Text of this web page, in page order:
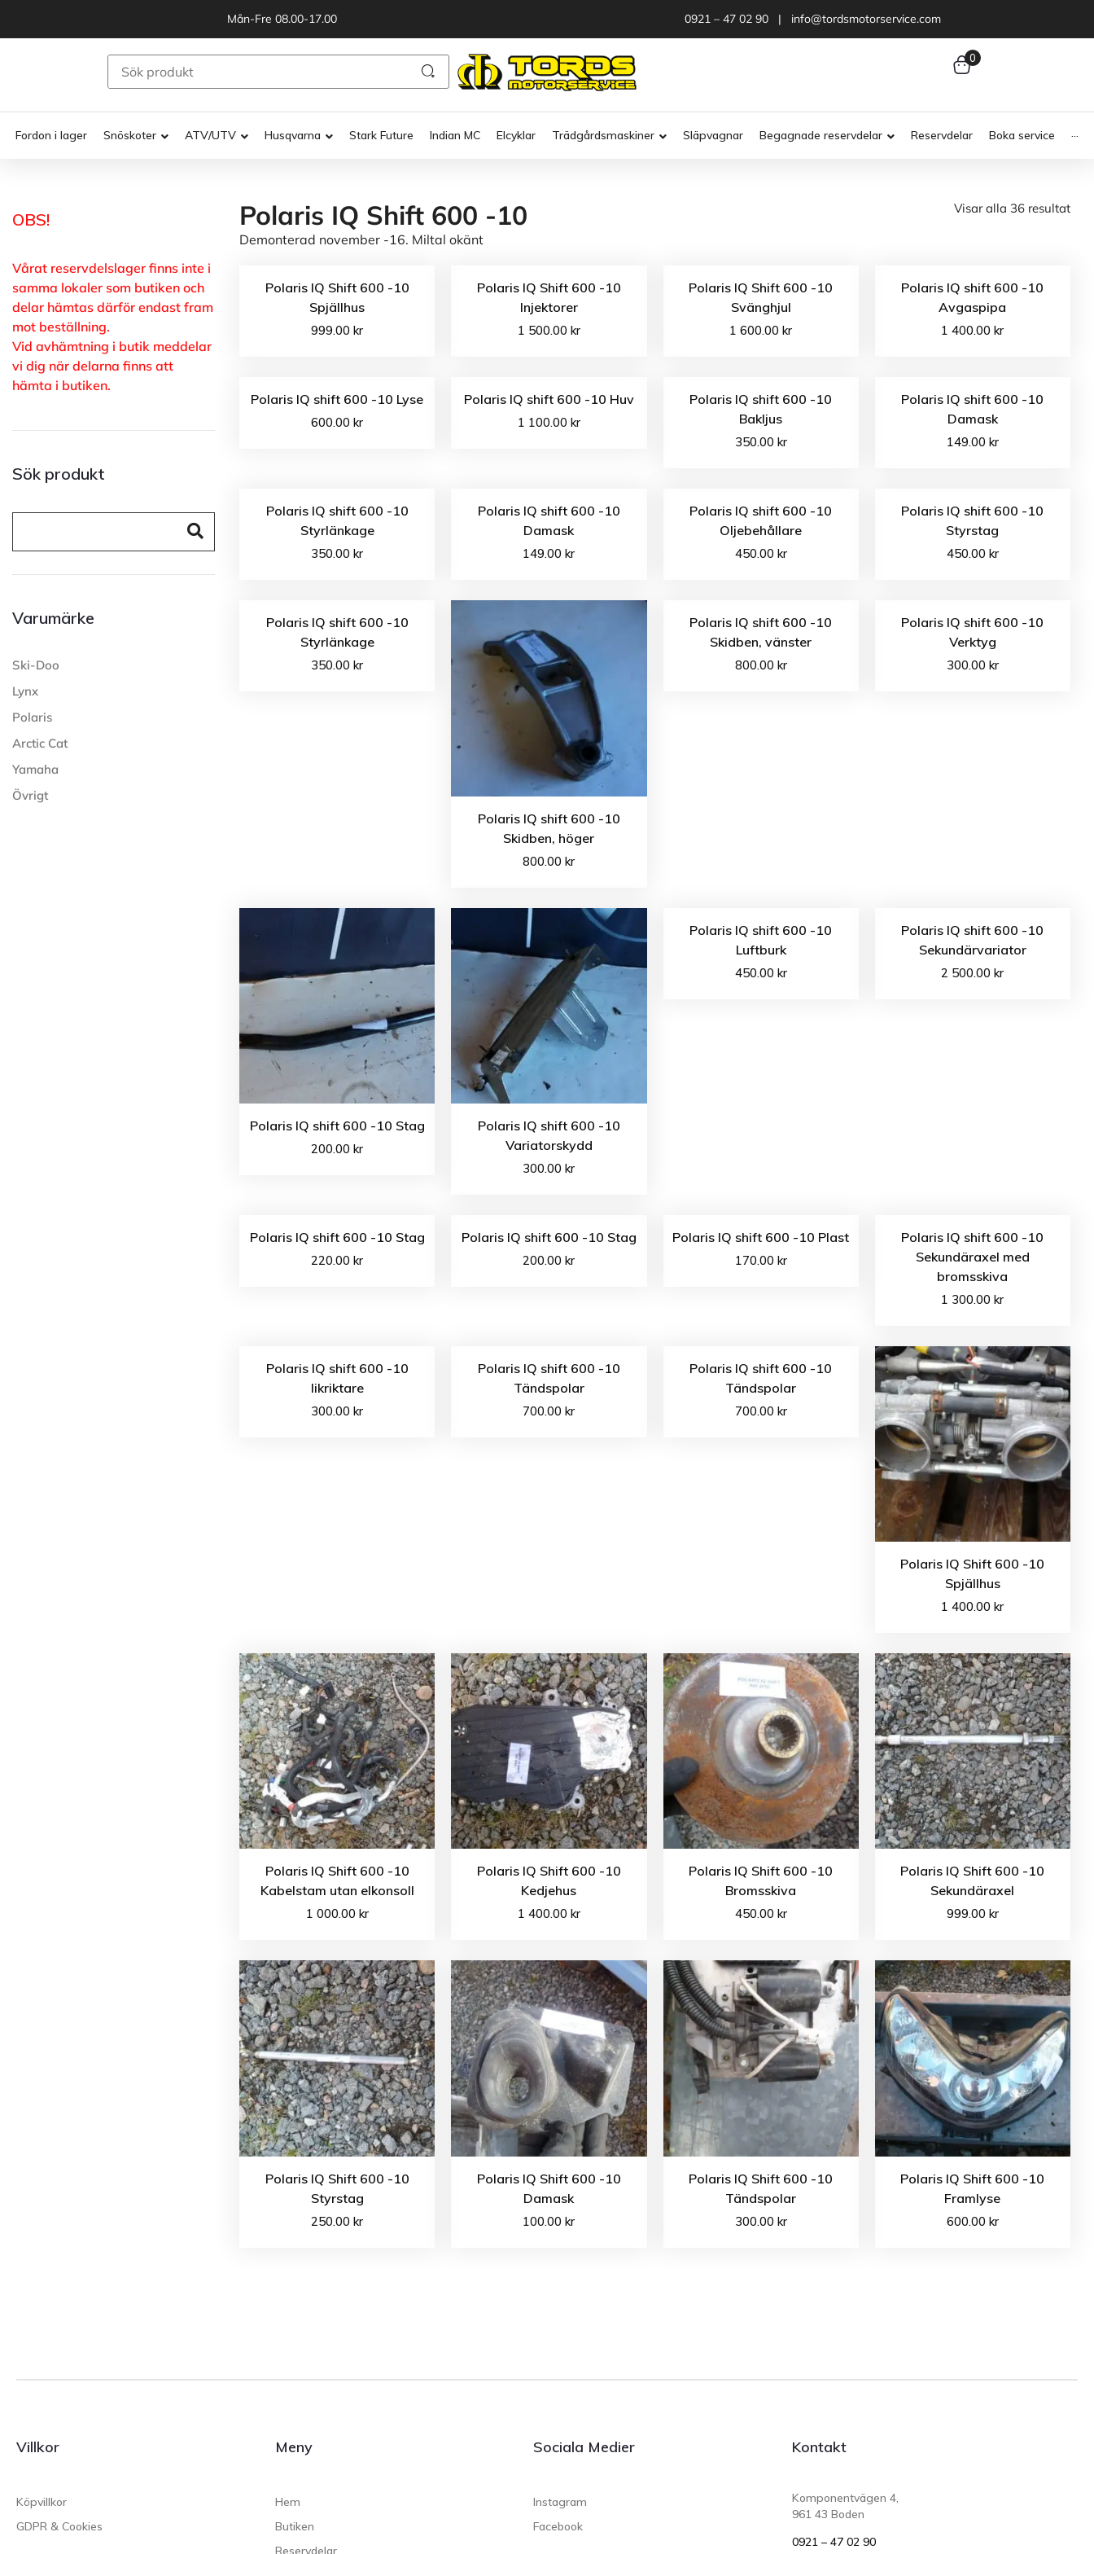
Mån-Fre 08.00-17.00 0921 – 47 02 90 | info@tordsmotorservice.com
0
Fordon i lager Snöskoter ATV/UTV Husqvarna Stark Future Indian MC Elcyklar Trädgårdsmaskiner Släpvagnar Begagnade reservdelar Reservdelar Boka service ···
OBS!
Vårat reservdelslager finns inte i
samma lokaler som butiken och
delar hämtas därför endast fram
mot beställning.
Vid avhämtning i butik meddelar
vi dig när delarna finns att
hämta i butiken.
Sök produkt
Varumärke
Ski-Doo
Lynx
Polaris
Arctic Cat
Yamaha
Övrigt
Polaris IQ Shift 600 -10 Visar alla 36 resultat
Demonterad november -16. Miltal okänt
Polaris IQ Shift 600 -10
Spjällhus
999.00kr
Polaris IQ Shift 600 -10
Injektorer
1 500.00 kr
Polaris IQ Shift 600 -10
Svänghjul
1 600.00kr
Polaris IQ shift 600 -10
Avgaspipa
1 400.00kr
Polaris IQ shift 600 -10 Lyse
600.00kr
Polaris IQ shift 600 -10 Huv
1 100.00 kr
Polaris IQ shift 600 -10
Bakljus
350.00 kr
Polaris IQ shift 600 -10
Damask
149.00 kr
Polaris IQ shift 600 -10
Styrlänkage
350.00kr
Polaris IQ shift 600 -10
Damask
149.00kr
Polaris IQ shift 600 -10
Oljebehållare
450.00 kr
Polaris IQ shift 600 -10
Styrstag
450.00 kr
Polaris IQ shift 600 -10
Styrlänkage
350.00kr
Polaris IQ shift 600 -10
Skidben, höger
800.00kr
Polaris IQ shift 600 -10
Skidben, vänster
800.00 kr
Polaris IQ shift 600 -10
Verktyg
300.00 kr
Polaris IQ shift 600 -10 Stag
200.00kr
Polaris IQ shift 600 -10
Variatorskydd
300.00kr
Polaris IQ shift 600 -10
Luftburk
450.00 kr
Polaris IQ shift 600 -10
Sekundärvariator
2 500.00kr
Polaris IQ shift 600 -10 Stag
220.00kr
Polaris IQ shift 600 -10 Stag
200.00kr
Polaris IQ shift 600 -10 Plast
170.00 kr
Polaris IQ shift 600 -10
Sekundäraxel med
bromsskiva
1 300.00kr
Polaris IQ shift 600 -10
likriktare
300.00kr
Polaris IQ shift 600 -10
Tändspolar
700.00kr
Polaris IQ shift 600 -10
Tändspolar
700.00 kr
Polaris IQ Shift 600 -10
Spjällhus
1 400.00kr
Polaris IQ Shift 600 -10
Kabelstam utan elkonsoll
1 000.00 kr
Polaris IQ Shift 600 -10
Kedjehus
1 400.00 kr
Polaris IQ Shift 600 -10
Bromsskiva
450.00 kr
Polaris IQ Shift 600 -10
Sekundäraxel
999.00 kr
Polaris IQ Shift 600 -10
Styrstag
250.00kr
Polaris IQ Shift 600 -10
Damask
100.00kr
Polaris IQ Shift 600 -10
Tändspolar
300.00 kr
Polaris IQ Shift 600 -10
Framlyse
600.00 kr
Villkor
Köpvillkor
GDPR & Cookies
Meny
Hem
Butiken
Reservdelar
Sociala Medier
Instagram
Facebook
Kontakt
Komponentvägen 4,
961 43 Boden
0921 – 47 02 90